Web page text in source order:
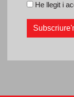
He llegit i